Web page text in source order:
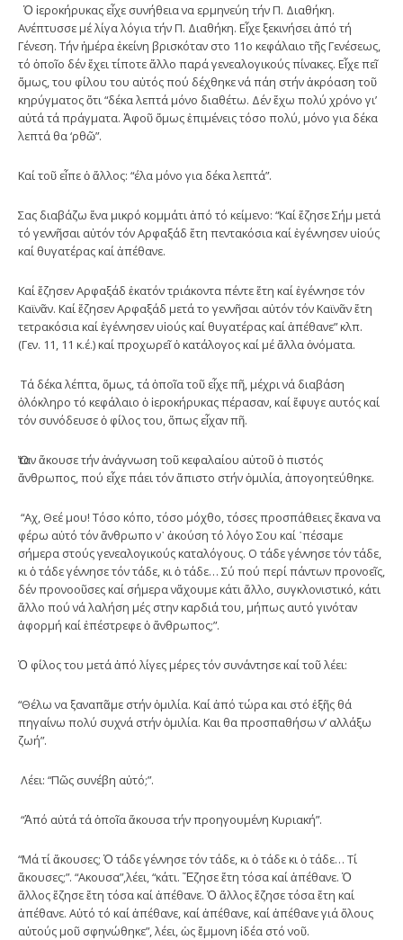
Ὁ ἱεροκήρυκας εἶχε συνήθεια να ερμηνεύη τήν Π. Διαθήκη.
Ανέπτυσσε μέ λίγα λόγια τήν Π. Διαθήκη. Εἶχε ξεκινήσει ἀπό τή
Γένεση. Τήν ἡμέρα ἐκείνη βρισκόταν στο 11ο κεφάλαιο τῆς Γενέσεως,
τό ὁποῖο δέν ἔχει τίποτε ἄλλο παρά γενεαλογικούς πίνακες. Εἶχε πεῖ
ὅμως, του φίλου του αὐτός πού δέχθηκε νά πάη στήν ἀκρόαση τοῦ
κηρύγματος ὅτι “δέκα λεπτά μόνο διαθέτω. Δέν ἔχω πολύ χρόνο γι’
αὐτά τά πράγματα. Ἀφοῦ ὅμως ἐπιμένεις τόσο πολύ, μόνο για δέκα
λεπτά θα ‘ρθῶ”.
Καί τοῦ εἶπε ὁ ἄλλος: “έλα μόνο για δέκα λεπτά”.
Σας διαβάζω ἕνα μικρό κομμάτι ἀπό τό κείμενο: “Καί ἔζησε Σήμ μετά
τό γεννῆσαι αὐτόν τόν Αρφαξάδ ἔτη πεντακόσια καί ἐγέννησεν υἱούς
καί θυγατέρας καί ἀπέθανε.
Καί ἔζησεν Αρφαξάδ ἑκατόν τριάκοντα πέντε ἔτη καί ἐγέννησε τόν
Καϊνᾶν. Καί ἔζησεν Αρφαξάδ μετά το γεννῆσαι αὐτόν τόν Καϊνᾶν ἔτη
τετρακόσια καί ἐγέννησεν υἱούς καί θυγατέρας καί ἀπέθανε” κλπ.
(Γεν. 11, 11 κ.έ.) καί προχωρεῖ ὁ κατάλογος καί μέ ἄλλα ὀνόματα.
Τά δέκα λέπτα, ὅμως, τά ὁποῖα τοῦ εἶχε πῆ, μέχρι νά διαβάση
ὁλόκληρο τό κεφάλαιο ὁ ἱεροκήρυκας πέρασαν, καί ἔφυγε αυτός καί
τόν συνόδευσε ὁ φίλος του, ὅπως εἶχαν πῆ.
Ὅταν ἄκουσε τήν ἀνάγνωση τοῦ κεφαλαίου αὐτοῦ ὁ πιστός
ἄνθρωπος, πού εἶχε πάει τόν ἄπιστο στήν ὁμιλία, ἀπογοητεύθηκε.
“Αχ, Θεέ μου! Τόσο κόπο, τόσο μόχθο, τόσες προσπάθειες ἔκανα να
φέρω αὐτό τόν ἄνθρωπο ν᾿ ἀκούση τό λόγο Σου καί ῾πέσαμε
σήμερα στούς γενεαλογικούς καταλόγους. Ο τάδε γέννησε τόν τάδε,
κι ὁ τάδε γέννησε τόν τάδε, κι ὁ τάδε… Σύ πού περί πάντων προνοεῖς,
δέν προνοοῦσες καί σήμερα νἄχουμε κάτι ἄλλο, συγκλονιστικό, κάτι
ἄλλο πού νά λαλήση μές στην καρδιά του, μήπως αυτό γινόταν
ἀφορμή καί ἐπέστρεφε ὁ ἄνθρωπος;”.
Ὁ φίλος του μετά ἀπό λίγες μέρες τόν συνάντησε καί τοῦ λέει:
“Θέλω να ξαναπᾶμε στήν ὁμιλία. Καί ἀπό τώρα και στό ἑξῆς θά
πηγαίνω πολύ συχνά στήν ὁμιλία. Και θα προσπαθήσω ν’ αλλάξω
ζωή”.
Λέει: “Πῶς συνέβη αὐτό;”.
“Ἀπό αὐτά τά ὁποῖα ἄκουσα τήν προηγουμένη Κυριακή”.
“Μά τί ἄκουσες; Ὁ τάδε γέννησε τόν τάδε, κι ὁ τάδε κι ὁ τάδε… Τί
ἄκουσες;”. “Ακουσα”,λέει, “κάτι. Ἔζησε ἔτη τόσα καί ἀπέθανε. Ὁ
ἄλλος ἔζησε ἔτη τόσα καί ἀπέθανε. Ὁ ἄλλος ἔζησε τόσα ἔτη καί
ἀπέθανε. Αὐτό τό καί ἀπέθανε, καί ἀπέθανε, καί ἀπέθανε γιά ὅλους
αὐτούς μοῦ σφηνώθηκε”, λέει, ὡς ἔμμονη ἰδέα στό νοῦ.